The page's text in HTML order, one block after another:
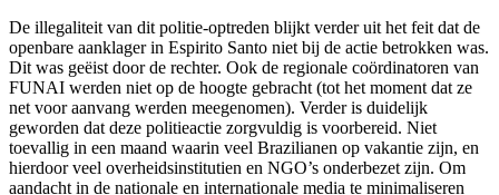
De illegaliteit van dit politie-optreden blijkt verder uit het feit dat de
openbare aanklager in Espirito Santo niet bij de actie betrokken was.
Dit was geëist door de rechter. Ook de regionale coördinatoren van
FUNAI werden niet op de hoogte gebracht (tot het moment dat ze
net voor aanvang werden meegenomen). Verder is duidelijk
geworden dat deze politieactie zorgvuldig is voorbereid. Niet
toevallig in een maand waarin veel Brazilianen op vakantie zijn, en
hierdoor veel overheidsinstitutien en NGO’s onderbezet zijn. Om
aandacht in de nationale en internationale media te minimaliseren